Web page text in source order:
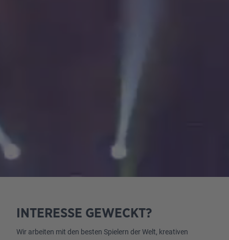
INTERESSE GEWECKT?
Wir arbeiten mit den besten Spielern der Welt, kreativen